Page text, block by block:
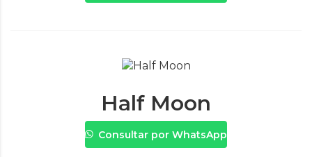
Half Moon
Consultar por WhatsApp